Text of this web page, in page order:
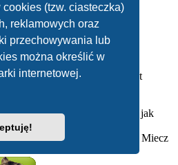
(tzw. ciasteczka)
reklamowych oraz
przechowywania lub
można określić w
internetowej.
20 kwie 2026, 09:50
tego dodatku uzyskać klimat
trzecim rozszerzeniem, które jak
kart ponad sto.
kart do gry Talisman: Magia i Miecz